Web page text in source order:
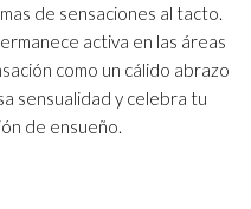
de sensaciones al tacto.
activa en las áreas
como un cálido abrazo
sensualidad y celebra tu
de ensueño.